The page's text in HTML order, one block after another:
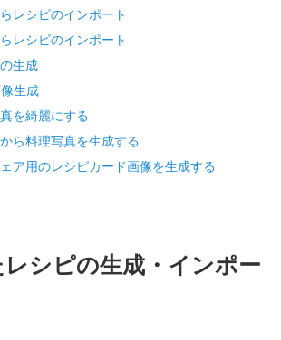
レシピのインポート
レシピのインポート
生成
生成
を綺麗にする
ら料理写真を生成する
ア用のレシピカード画像を生成する
シピの生成・インポー